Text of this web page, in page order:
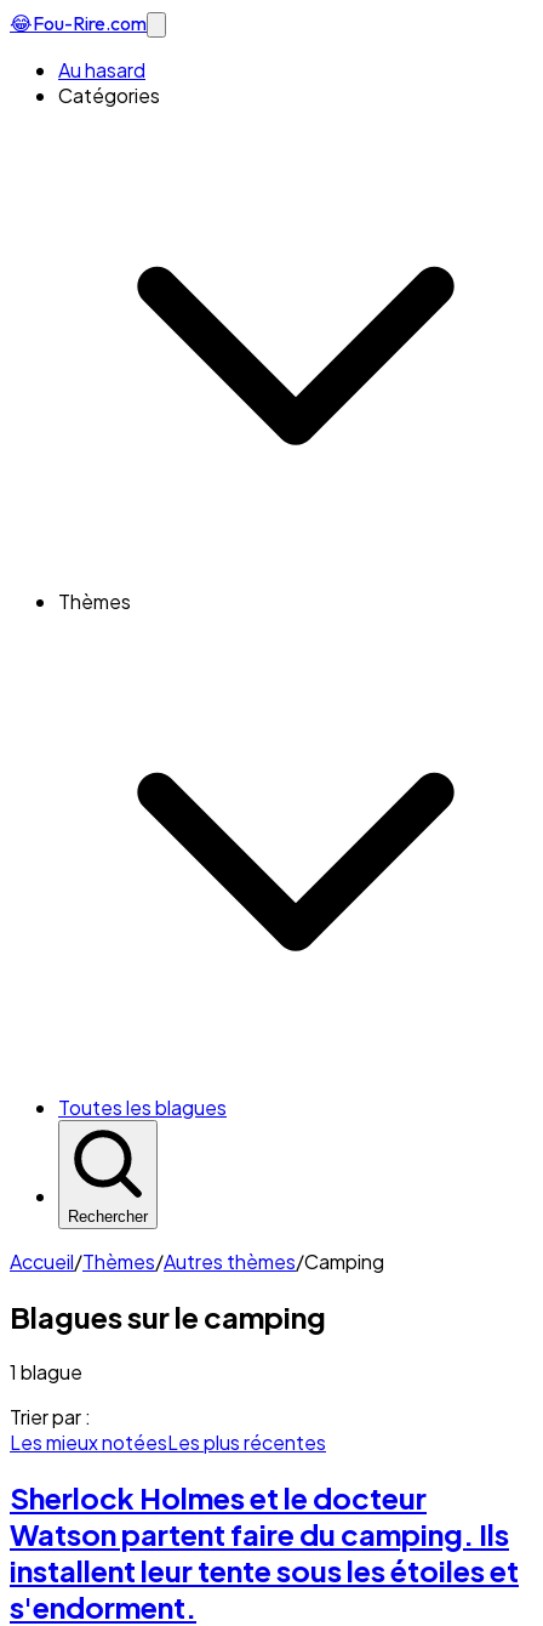
😂Fou-Rire.com
Au hasard
Catégories
Thèmes
Toutes les blagues
Rechercher
Accueil/Thèmes/Autres thèmes/Camping
Blagues sur le camping
1 blague
Trier par :
Les mieux notéesLes plus récentes
Sherlock Holmes et le docteur
Watson partent faire du camping. Ils
installent leur tente sous les étoiles et
s'endorment.